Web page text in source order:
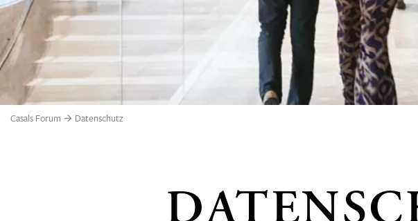
Casals Forum Datenschutz